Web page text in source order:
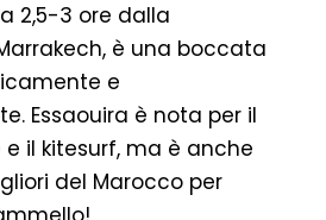
2,5-3 ore dalla
è una boccata
e
Essaouira è nota per il
il kitesurf, ma è anche
del Marocco per